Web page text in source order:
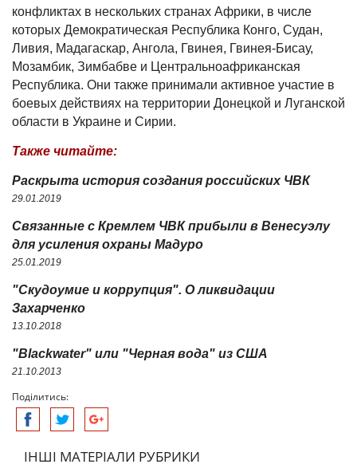
конфликтах в нескольких странах Африки, в числе
которых Демократическая Республика Конго, Судан,
Ливия, Мадагаскар, Ангола, Гвинея, Гвинея-Бисау,
Мозамбик, Зимбабве и Центральноафриканская
Республика. Они также принимали активное участие в
боевых действиях на территории Донецкой и Луганской
области в Украине и Сирии.
Также читайте:
Раскрыта история создания российских ЧВК
29.01.2019
Связанные с Кремлем ЧВК прибыли в Венесуэлу
для усиления охраны Мадуро
25.01.2019
"Скудоумие и коррупция". О ликвидации
Захарченко
13.10.2018
"Blackwater" или "Черная вода" из США
21.10.2013
Поділитись:
ІНШІ МАТЕРІАЛИ РУБРИКИ